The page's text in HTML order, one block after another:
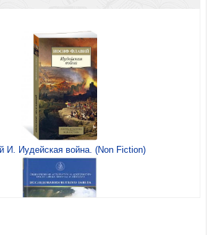
история. Как змеебой пустил нас назад
в сад
на слово: Почему Библия познаваема,
и достаточна и что это значит для нас
Проповедуй как Иисус
И. Иудейская война. (Non Fiction)